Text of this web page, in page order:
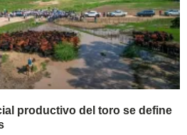
productivo del toro se define